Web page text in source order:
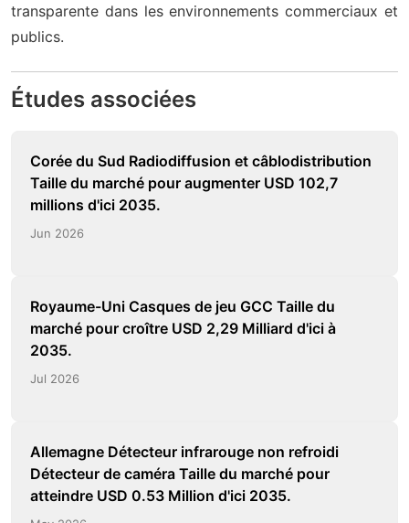
transparente dans les environnements commerciaux et
publics.
Études associées
Corée du Sud Radiodiffusion et câblodistribution
Taille du marché pour augmenter USD 102,7
millions d'ici 2035.
Jun 2026
Royaume-Uni Casques de jeu GCC Taille du
marché pour croître USD 2,29 Milliard d'ici à
2035.
Jul 2026
Allemagne Détecteur infrarouge non refroidi
Détecteur de caméra Taille du marché pour
atteindre USD 0.53 Million d'ici 2035.